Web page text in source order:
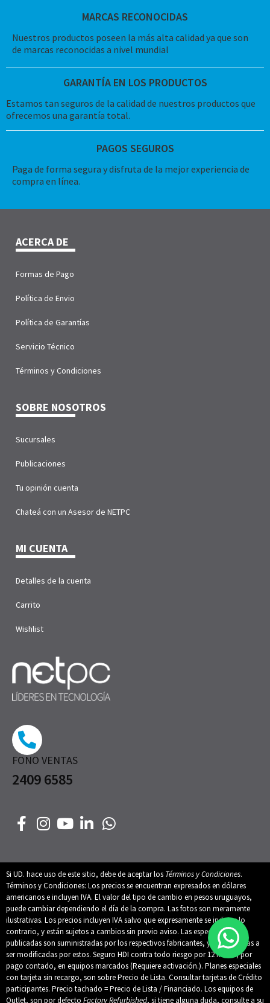
MARCAS RECONOCIDAS
Nuestros productos poseen la más alta calidad ya que son
de marcas reconocidas a nivel mundial
GARANTÍA EN LOS PRODUCTOS
Estamos tan seguros de la calidad de nuestros productos que
ofrecemos una garantía total.
PAGOS SEGUROS
Paga de forma segura y disfruta de la mejor experiencia de
compra en línea.
FONO VENTAS
2409 6585
ACERCA DE
Formas de Pago
Política de Envio
Política de Garantías
Servicio Técnico
Términos y Condiciones
SOBRE NOSOTROS
Sucursales
Publicaciones
Tu opinión cuenta
Chateá con un Asesor de NETPC
MI CUENTA
Detalles de la cuenta
Carrito
Wishlist
Si UD. hace uso de este sitio, debe de aceptar los Términos y Condiciones.
Términos y Condiciones: Los precios se encuentran expresados en dólares
americanos e incluyen IVA. El valor del tipo de cambio en pesos uruguayos,
puede cambiar dependiendo el día de la compra. Las fotos son meramente
ilustrativas. Los precios incluyen IVA salvo que expresamente se indique lo
contrario, y están sujetos a cambios sin previo aviso. Las especificaciones
publicadas son suministradas por los respectivos fabricantes, y están sujetas a
ser modificadas por estos. Seguro HDI contra todo riesgo por 12 meses, por
pago contado, en equipos marcados (Requiere activación.). Planes especiales
con tarjeta sin recargo, son sobre Precio de Lista. Consultar tarjetas de Crédito
participantes. Precio tachado = Precio de Lista / Financiado. Los equipos de
Outlet, son por defecto Factory Refurbished, si tiene alguna duda, consulte a su